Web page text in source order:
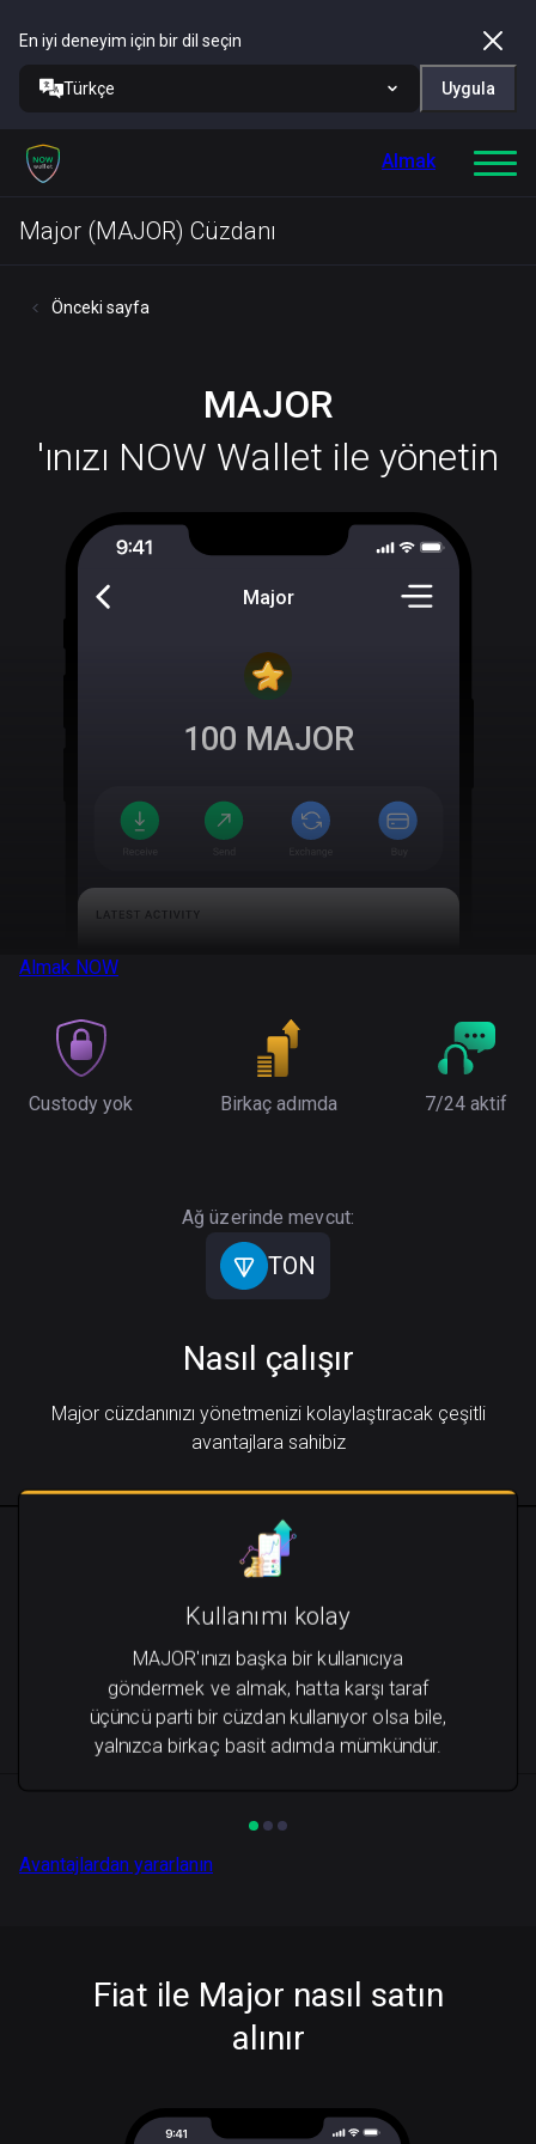
En iyi deneyim için bir dil seçin
Türkçe Uygula
Almak
Major (MAJOR) Cüzdanı
Önceki sayfa
MAJOR
'ınızı NOW Wallet ile yönetin
Major
100 MAJOR
Almak NOW
Custody yok Birkaç adımda 7/24 aktif
Ağ üzerinde mevcut:
TON
Nasıl çalışır
Major cüzdanınızı yönetmenizi kolaylaştıracak çeşitli
avantajlara sahibiz
Kullanımı kolay
MAJOR'ınızı başka bir kullanıcıya
göndermek ve almak, hatta karşı taraf
üçüncü parti bir cüzdan kullanıyor olsa bile,
yalnızca birkaç basit adımda mümkündür.
Avantajlardan yararlanın
Fiat ile Major nasıl satın
alınır